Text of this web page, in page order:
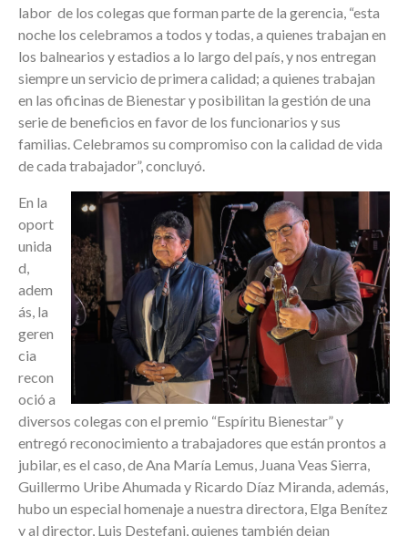
labor de los colegas que forman parte de la gerencia, “esta
noche los celebramos a todos y todas, a quienes trabajan en
los balnearios y estadios a lo largo del país, y nos entregan
siempre un servicio de primera calidad; a quienes trabajan
en las oficinas de Bienestar y posibilitan la gestión de una
serie de beneficios en favor de los funcionarios y sus
familias. Celebramos su compromiso con la calidad de vida
de cada trabajador”, concluyó.
En la
oport
unida
d,
adem
ás, la
geren
cia
recon
oció a
diversos colegas con el premio “Espíritu Bienestar” y
entregó reconocimiento a trabajadores que están prontos a
jubilar, es el caso, de Ana María Lemus, Juana Veas Sierra,
Guillermo Uribe Ahumada y Ricardo Díaz Miranda, además,
hubo un especial homenaje a nuestra directora, Elga Benítez
y al director, Luis Destefani, quienes también dejan